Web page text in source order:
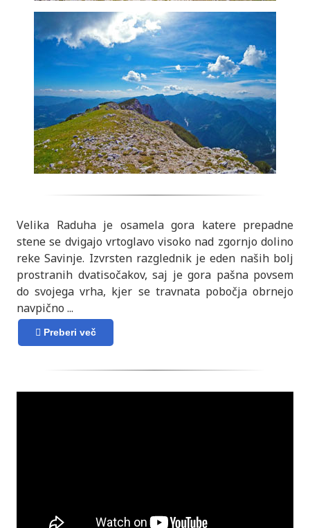
Velika Raduha je osamela gora katere prepadne
stene se dvigajo vrtoglavo visoko nad zgornjo dolino
reke Savinje. Izvrsten razglednik je eden naših bolj
prostranih dvatisočakov, saj je gora pašna povsem
do svojega vrha, kjer se travnata pobočja obrnejo
navpično ...
Preberi več